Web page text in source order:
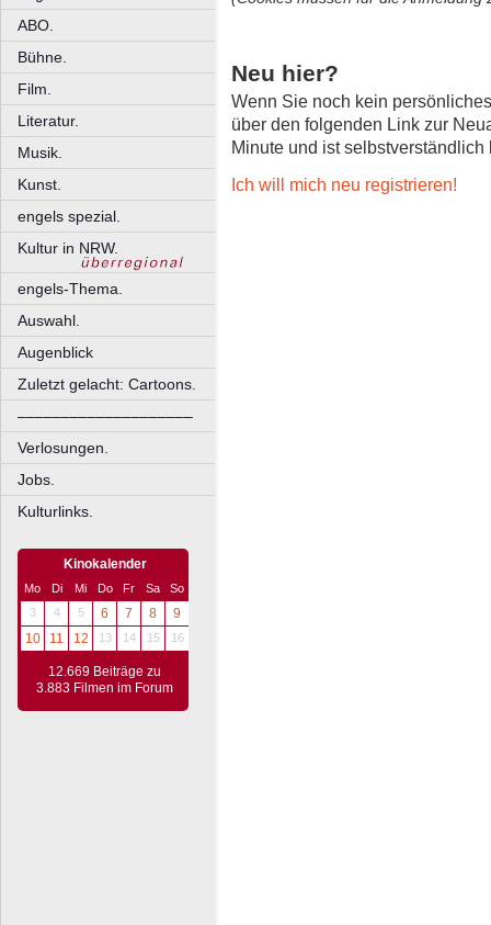
ABO.
Bühne.
Film.
Literatur.
Musik.
Kunst.
engels spezial.
Kultur in NRW.
engels-Thema.
Auswahl.
Augenblick
Zuletzt gelacht: Cartoons.
––––––––––––––––––––
Verlosungen.
Jobs.
Kulturlinks.
Kinokalender
Mo Di Mi Do Fr Sa
So
3
4 5 6 7 8
9
10
11 12 13 14 15 16
12.669 Beiträge zu
3.883 Filmen im Forum
Neu hier?
Wenn Sie noch kein
über den folgenden Link zur
Minute und ist selbstverständlich
Ich will mich neu registrieren!